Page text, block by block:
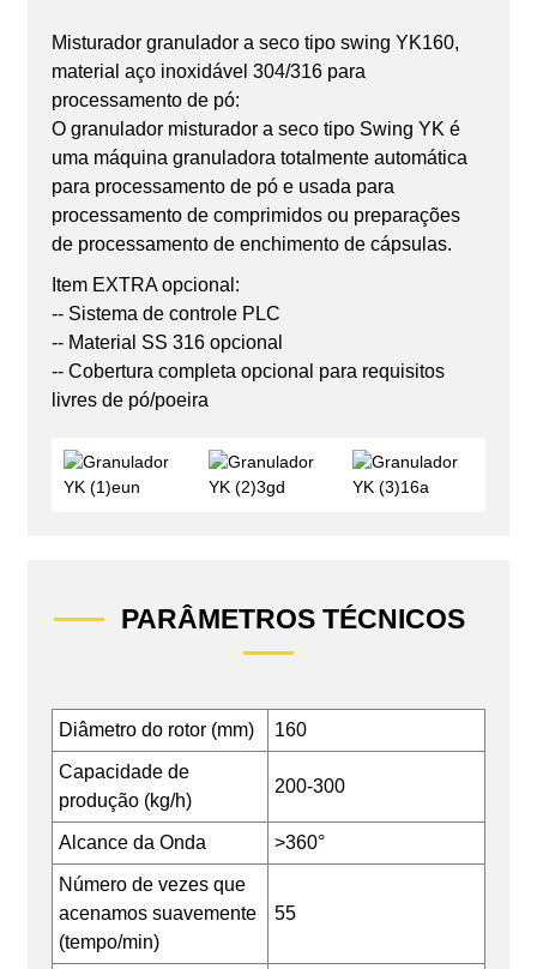
Misturador granulador a seco tipo swing YK160,
material aço inoxidável 304/316 para
processamento de pó:
O granulador misturador a seco tipo Swing YK é
uma máquina granuladora totalmente automática
para processamento de pó e usada para
processamento de comprimidos ou preparações
de processamento de enchimento de cápsulas.
Item EXTRA opcional:
-- Sistema de controle PLC
-- Material SS 316 opcional
-- Cobertura completa opcional para requisitos
livres de pó/poeira
PARÂMETROS TÉCNICOS
Diâmetro do rotor (mm) 160
Capacidade de
produção (kg/h)
200-300
Alcance da Onda >360°
Número de vezes que
acenamos suavemente
(tempo/min)
55